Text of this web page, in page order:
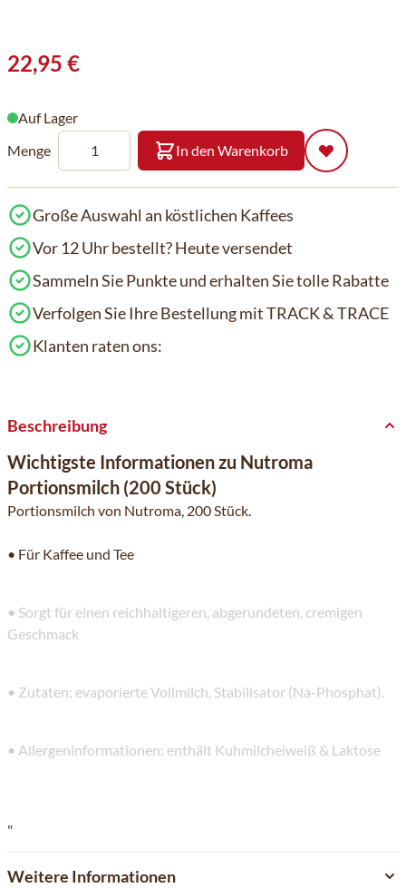
22,95 €
Auf Lager
Menge
In den Warenkorb
Große Auswahl an köstlichen Kaffees
Vor 12 Uhr bestellt? Heute versendet
Sammeln Sie Punkte und erhalten Sie tolle Rabatte
Verfolgen Sie Ihre Bestellung mit TRACK & TRACE
Klanten raten ons:
Beschreibung
Wichtigste Informationen zu Nutroma
Portionsmilch (200 Stück)
Portionsmilch von Nutroma, 200 Stück.
• Für Kaffee und Tee
• Sorgt für einen reichhaltigeren, abgerundeten, cremigen
Geschmack
• Zutaten: evaporierte Vollmilch, Stabilisator (Na-Phosphat).
• Allergeninformationen: enthält Kuhmilcheiweiß & Laktose
"
Weitere Informationen